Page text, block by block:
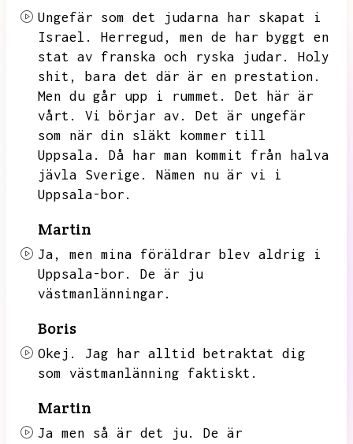
Ungefär som det judarna har skapat i
Israel.
Herregud,
men de har byggt en
stat av franska och ryska judar.
Holy
shit,
bara det där är en prestation.
Men du går upp i rummet.
Det här är
vårt.
Vi börjar av.
Det är ungefär
som när din släkt kommer till
Uppsala.
Då har man kommit från halva
jävla Sverige.
Nämen nu är vi i
Uppsala-bor.
Martin
Ja,
men mina föräldrar blev aldrig i
Uppsala-bor.
De är ju
västmanlänningar.
Boris
Okej.
Jag har alltid betraktat dig
som västmanlänning faktiskt.
Martin
Ja men så är det ju.
De är